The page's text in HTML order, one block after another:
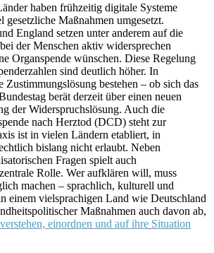
haben frühzeitig digitale Systeme
gesetzliche Maßnahmen umgesetzt.
England setzen unter anderem auf die
der Menschen aktiv widersprechen
Organspende wünschen. Diese Regelung
sind deutlich höher. In
Zustimmungslösung bestehen – ob sich das
berät derzeit über einen neuen
der Widerspruchslösung. Auch die
nach Herztod (DCD) steht zur
ist in vielen Ländern etabliert, in
bislang nicht erlaubt. Neben
Fragen spielt auch
Rolle. Wer aufklären will, muss
machen – sprachlich, kulturell und
einem vielsprachigen Land wie Deutschland
Maßnahmen auch davon ab,
einordnen und auf ihre Situation